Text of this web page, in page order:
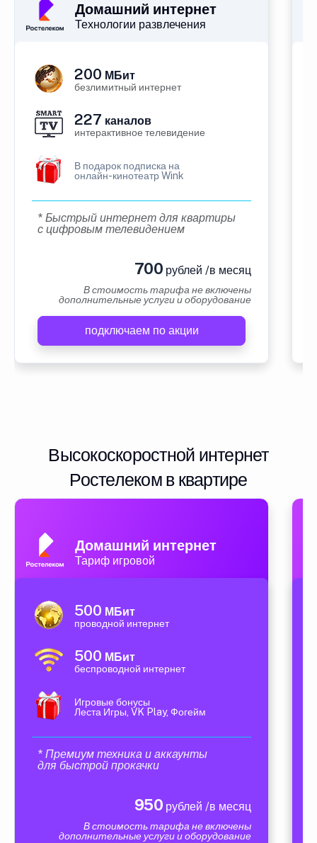
Домашний интернет
Технологии развлечения
200 МБит
безлимитный интернет
227 каналов
интерактивное телевидение
В подарок подписка на
онлайн-кинотеатр Wink
* Быстрый интернет для квартиры
с цифровым телевидением
700 рублей /в месяц
В стоимость тарифа не включены
дополнительные услуги и оборудование
подключаем по акции
Высокоскоростной интернет
Ростелеком в квартире
Домашний интернет
Тариф игровой
500 МБит
проводной интернет
500 МБит
беспроводной интернет
Игровые бонусы
Леста Игры, VK Play, Фогейм
* Премиум техника и аккаунты
для быстрой прокачки
950 рублей /в месяц
В стоимость тарифа не включены
дополнительные услуги и оборудование